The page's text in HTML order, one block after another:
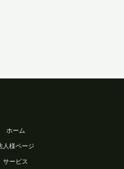
ホーム
人様ページ
サービス